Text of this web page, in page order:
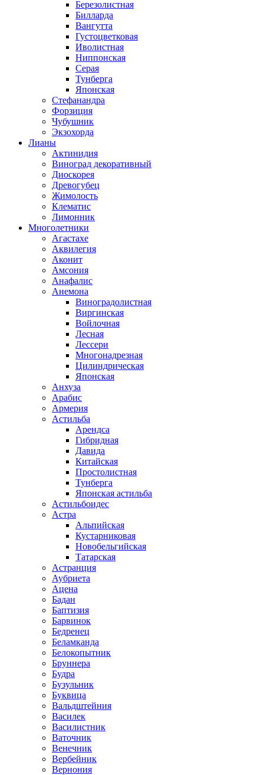
Березолистная
Билларда
Вангутта
Густоцветковая
Иволистная
Ниппонская
Серая
Тунберга
Японская
Стефанандра
Форзиция
Чубушник
Экзохорда
Лианы
Актинидия
Виноград декоративный
Диоскорея
Древогубец
Жимолость
Клематис
Лимонник
Многолетники
Агастахе
Аквилегия
Аконит
Амсония
Анафалис
Анемона
Виноградолистная
Виргинская
Войлочная
Лесная
Лессери
Многонадрезная
Цилиндрическая
Японская
Анхуза
Арабис
Армерия
Астильба
Арендса
Гибридная
Давида
Китайская
Простолистная
Тунберга
Японская астильба
Астильбоидес
Астра
Альпийская
Кустарниковая
Новобельгийская
Татарская
Астранция
Аубриета
Ацена
Бадан
Баптизия
Барвинок
Бедренец
Беламканда
Белокопытник
Бруннера
Будра
Бузульник
Буквица
Вальдштейния
Василек
Василистник
Ваточник
Венечник
Вербейник
Вернония